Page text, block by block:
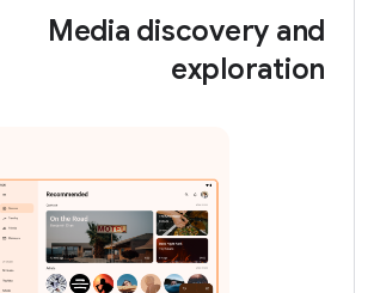
Media discovery and
exploration